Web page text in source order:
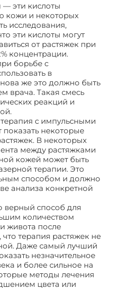
— эти кислоты
кожи и некоторых
исследования,
эти кислоты могут
от растяжек при
концентрации.
борьбе с
в
же это должно быть
врача. Такая смесь
реакций и
с импульсными
некоторые
В некоторых
между растяжками
кожей может быть
терапии. Это
способом и должно
анализа конкретной
верный способ для
количеством
живота после
терапия растяжек не
Даже самый лучший
незначительное
и более сильное на
методы лечения
цвета или